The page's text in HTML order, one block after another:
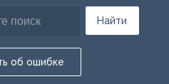
Найти
об ошибке